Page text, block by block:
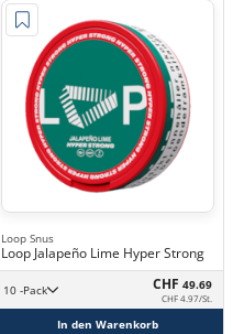
Loop Snus
Loop Jalapeño Lime Hyper Strong
10 -Pack CHF 49.69
CHF 4.97/St.
In den Warenkorb